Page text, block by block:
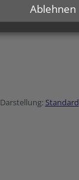
Darstellung: Standard
Ablehnen